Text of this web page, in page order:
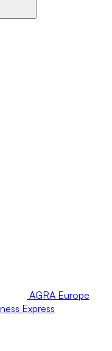
AGRA Europe
Express